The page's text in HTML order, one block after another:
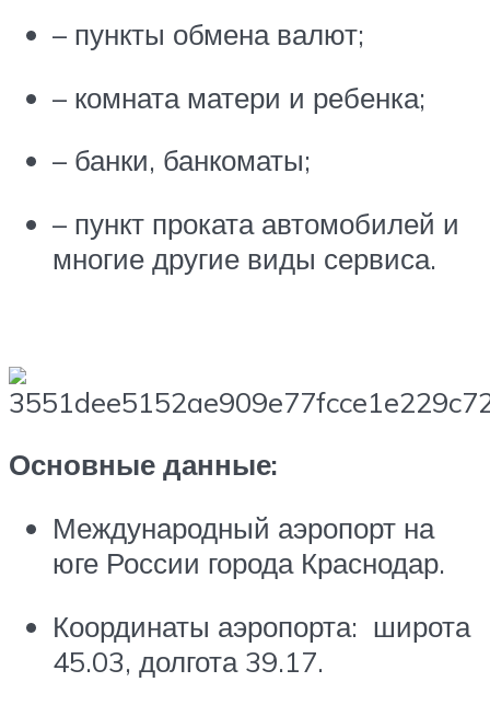
– пункты обмена валют;
– комната матери и ребенка;
– банки, банкоматы;
– пункт проката автомобилей и
многие другие виды сервиса.
Основные данные:
Международный аэропорт на
юге России города Краснодар.
Координаты аэропорта: широта
45.03, долгота 39.17.